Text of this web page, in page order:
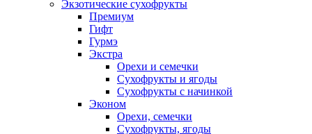
Экзотические сухофрукты
Премиум
Гифт
Гурмэ
Экстра
Орехи и семечки
Сухофрукты и ягоды
Сухофрукты с начинкой
Эконом
Орехи, семечки
Сухофрукты, ягоды